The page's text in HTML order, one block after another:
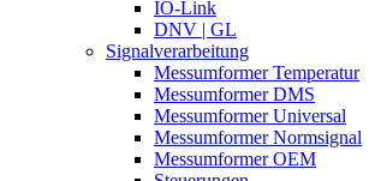
IO-Link
DNV | GL
Signalverarbeitung
Messumformer Temperatur
Messumformer DMS
Messumformer Universal
Messumformer Normsignal
Messumformer OEM